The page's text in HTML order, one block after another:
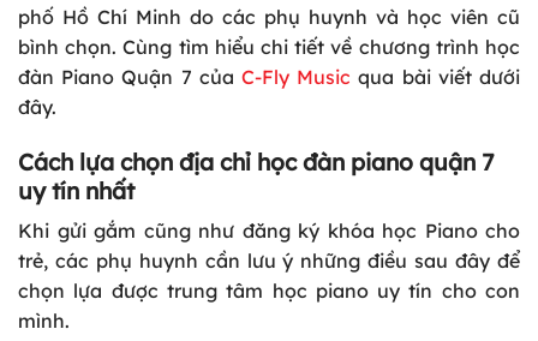
phố Hồ Chí Minh do các phụ huynh và học viên cũ
bình chọn. Cùng tìm hiểu chi tiết về chương trình học
đàn Piano Quận 7 của C-Fly Music qua bài viết dưới
đây.
Cách lựa chọn địa chỉ học đàn piano quận 7
uy tín nhất
Khi gửi gắm cũng như đăng ký khóa học Piano cho
trẻ, các phụ huynh cần lưu ý những điều sau đây để
chọn lựa được trung tâm học piano uy tín cho con
mình.